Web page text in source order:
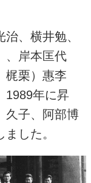
、横井勉、
、岸本匡代
梶栗）惠李
1989年に昇
久子、阿部博
した。